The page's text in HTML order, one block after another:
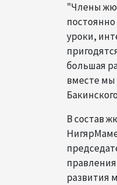
"Члены
уроки,
большая
вместе мы
В состав
развития